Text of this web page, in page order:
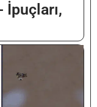
İpuçları,